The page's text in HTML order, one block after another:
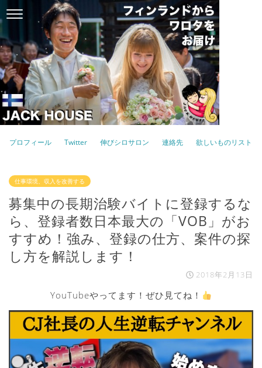
プロフィール Twitter 伸びシロサロン 連絡先 欲しいものリスト
仕事環境、収入を改善する
募集中の長期治験バイトに登録するな
ら、登録者数日本最大の「VOB」がお
すすめ！強み、登録の仕方、案件の探
し方を解説します！
2018年2月13日
YouTubeやってます！ぜひ見てね！